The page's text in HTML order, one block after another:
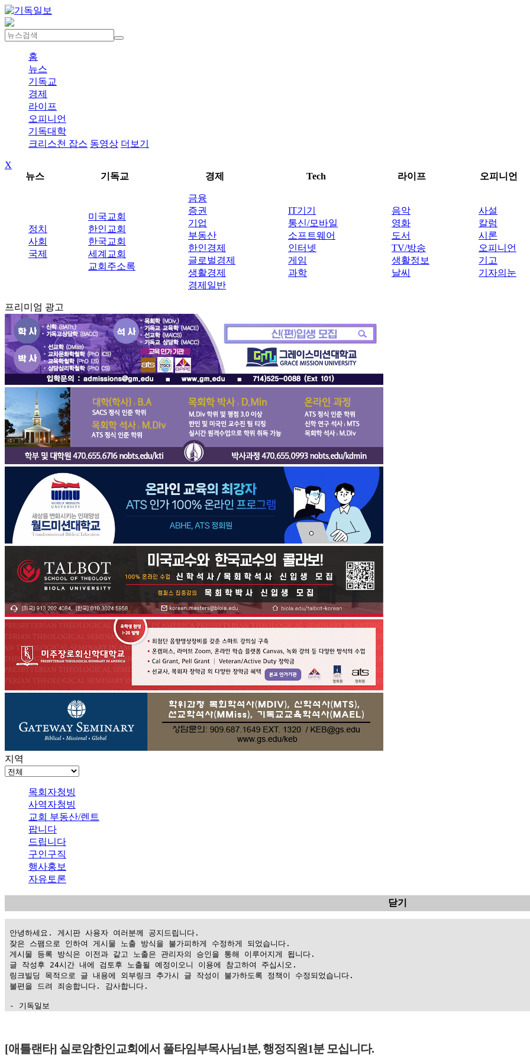
홈
뉴스
기독교
경제
라이프
오피니언
기독대학
크리스천 잡스 동영상 더보기
X
뉴스
기독교 경제 Tech 라이프 오피니언
정치
사회
국제
미국교회
한인교회
한국교회
세계교회
교회주소록
금융
증권
기업
부동산
한인경제
글로벌경제
생활경제
경제일반
IT기기
통신/모바일
소프트웨어
인터넷
게임
과학
음악
영화
도서
TV/방송
생활정보
날씨
사설
칼럼
시론
오피니언
기고
기자의눈
프리미엄 광고
지역
목회자청빙
사역자청빙
교회 부동산/렌트
팝니다
드립니다
구인구직
행사홍보
자유토론
닫기
안녕하세요. 게시판 사용자 여러분께 공지드립니다.
잦은 스팸으로 인하여 게시물 노출 방식을 불가피하게 수정하게 되었습니다.
게시물 등록 방식은 이전과 같고 노출은 관리자의 승인을 통해 이루어지게 됩니다.
글 작성후 24시간 내에 검토후 노출될 예정이오니 이용에 참고하여 주십시오.
링크빌딩 목적으로 글 내용에 외부링크 추가시 글 작성이 불가하도록 정책이 수정되었습니다.
불편을 드려 죄송합니다. 감사합니다.
- 기독일보
만
[애틀랜타] 실로암한인교회에서 풀타임부목사님1분, 행정직원1분 모십니다.